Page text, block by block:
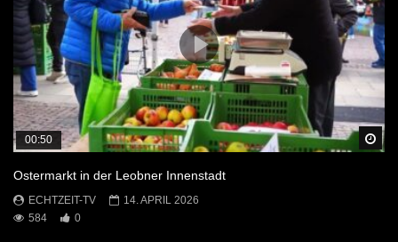
00:50
Ostermarkt in der Leobner Innenstadt
ECHTZEIT-TV
14. APRIL 2026
584
0